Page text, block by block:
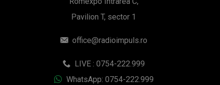
Pavilion T, sector 1
office@radioimpuls.ro
LIVE : 0754-222.999
WhatsApp: 0754-222.999